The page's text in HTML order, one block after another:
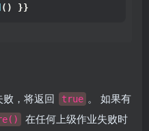
() }}
，将返回 true 。 如果有
在任何上级作业失败时